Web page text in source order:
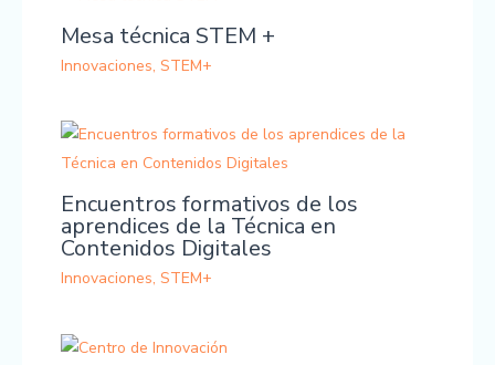
Mesa técnica STEM +
Innovaciones, STEM+
Encuentros formativos de los
aprendices de la Técnica en
Contenidos Digitales
Innovaciones, STEM+